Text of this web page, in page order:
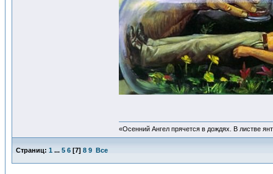
«Осенний Ангел прячется в дождях. В листве
Страниц: 1 ... 5 6 [7] 8 9 Все